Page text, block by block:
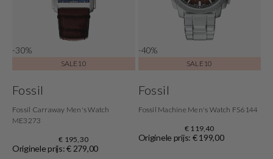
-30%
SALE10
Fossil
Fossil Carraway Men's Watch
ME3273
€ 195,30
Originele prijs: € 279,00
-40%
SALE10
Fossil
Fossil Machine Men's Watch FS6144
€ 119,40
Originele prijs: € 199,00